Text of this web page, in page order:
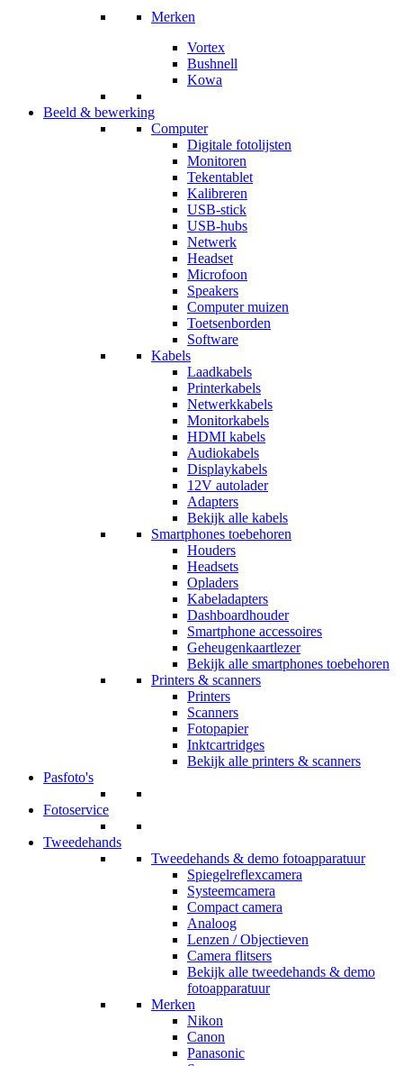
Merken
Vortex
Bushnell
Kowa
Beeld & bewerking
Computer
Digitale fotolijsten
Monitoren
Tekentablet
Kalibreren
USB-stick
USB-hubs
Netwerk
Headset
Microfoon
Speakers
Computer muizen
Toetsenborden
Software
Kabels
Laadkabels
Printerkabels
Netwerkkabels
Monitorkabels
HDMI kabels
Audiokabels
Displaykabels
12V autolader
Adapters
Bekijk alle kabels
Smartphones toebehoren
Houders
Headsets
Opladers
Kabeladapters
Dashboardhouder
Smartphone accessoires
Geheugenkaartlezer
Bekijk alle smartphones toebehoren
Printers & scanners
Printers
Scanners
Fotopapier
Inktcartridges
Bekijk alle printers & scanners
Pasfoto's
Fotoservice
Tweedehands
Tweedehands & demo fotoapparatuur
Spiegelreflexcamera
Systeemcamera
Compact camera
Analoog
Lenzen / Objectieven
Camera flitsers
Bekijk alle tweedehands & demo
fotoapparatuur
Merken
Nikon
Canon
Panasonic